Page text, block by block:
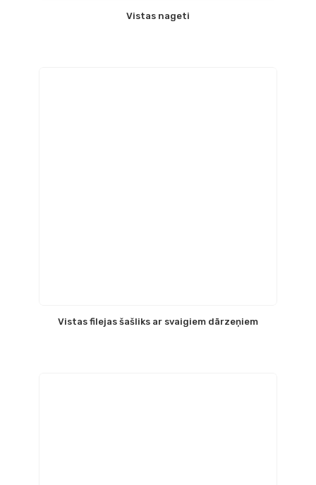
Vistas nageti
Vistas filejas šašliks ar svaigiem dārzeņiem